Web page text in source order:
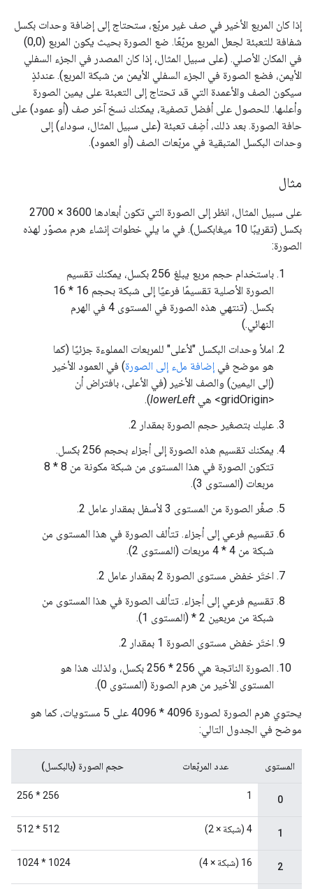
إذا كان المربع الأخير في صف غير مربّع، ستحتاج إلى إضافة وحدات بكسل
شفافة للتعبئة لجعل المربع مربّعًا. ضع الصورة بحيث يكون المربع (0,0)
في المكان الأصلي. (على سبيل المثال، إذا كان المصدر في الجزء السفلي
الأيمن، فضع الصورة في الجزء السفلي الأيمن من شبكة المربع). عندئذٍ
سيكون الصف والأعمدة التي قد تحتاج إلى التعبئة على يمين الصورة
وأعلىها. للحصول على أفضل تصفية، يمكنك نسخ آخر صف (أو عمود) على
حافة الصورة. بعد ذلك، أضِف تعبئة (على سبيل المثال، سوداء) إلى
وحدات البكسل المتبقية في مربّعات الصف (أو العمود).
مثال
على سبيل المثال، انظر إلى الصورة التي تكون أبعادها 3600 × 2700
بكسل (تقريبًا 10 ميغابكسل). في ما يلي خطوات إنشاء هرم مصوّر لهذه
الصورة:
باستخدام حجم مربع يبلغ 256 بكسل، يمكنك تقسيم
الصورة الأصلية تقسيمًا فرعيًا إلى شبكة بحجم 16 * 16
بكسل. (تنتهي هذه الصورة في المستوى 4 في الهرم
النهائي.)
املأ وحدات البكسل "لأعلى" للمربعات المملوءة جزئيًا (كما
هو موضح في إضافة ملء إلى الصورة) في العمود الأخير
(إلى اليمين) والصف الأخير (في الأعلى، بافتراض أن
<gridOrigin> هي
lowerLeft
).
عليك بتصغير حجم الصورة بمقدار 2.
يمكنك تقسيم هذه الصورة إلى أجزاء بحجم 256 بكسل.
تتكون الصورة في هذا المستوى من شبكة مكونة من 8 * 8
مربعات (المستوى 3).
صغِّر الصورة من المستوى 3 لأسفل بمقدار عامل 2.
تقسيم فرعي إلى أجزاء. تتألف الصورة في هذا المستوى من
شبكة من 4 * 4 مربعات (المستوى 2).
اختَر خفض مستوى الصورة 2 بمقدار عامل 2.
تقسيم فرعي إلى أجزاء. تتألف الصورة في هذا المستوى من
شبكة من مربعين 2 * (المستوى 1).
اختَر خفض مستوى الصورة 1 بمقدار 2.
الصورة الناتجة هي 256 * 256 بكسل، ولذلك هذا هو
المستوى الأخير من هرم الصورة (المستوى 0).
يحتوي هرم الصورة لصورة 4096 * 4096 على 5 مستويات، كما هو
موضح في الجدول التالي:
المستوى عدد المربّعات حجم الصورة (بالبكسل)
0
1
256 * 256
1 4 (شبكة × 2) 512 * 512
2 16 (شبكة × 4) 1024 * 1024